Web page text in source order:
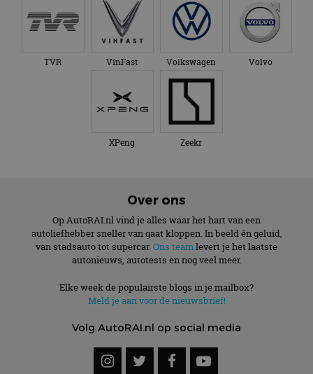
TVR VinFast Volkswagen Volvo
XPeng Zeekr
Over ons
Op AutoRAI.nl vind je alles waar het hart van een
autoliefhebber sneller van gaat kloppen. In beeld én geluid,
van stadsauto tot supercar. Ons teamlevert je het laatste
autonieuws, autotests en nog veel meer.
Elke week de populairste blogs in je mailbox?
Meld je aan voor de nieuwsbrief!
Volg AutoRAI.nl op social media